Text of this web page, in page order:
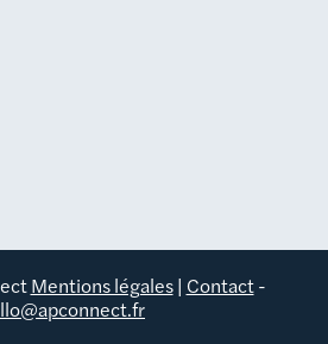
Mentions légales| Contact-